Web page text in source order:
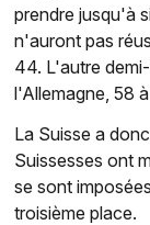
prendre jusqu'à
n'auront pas
44. L'autre
l'Allemagne, 58
La Suisse a
Suissesses ont
se sont
troisième place.